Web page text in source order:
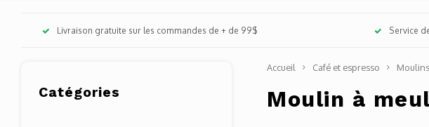
Livraison gratuite sur les commandes de + de 99$ Service
Catégories
Accueil Café et espresso
Moulin à